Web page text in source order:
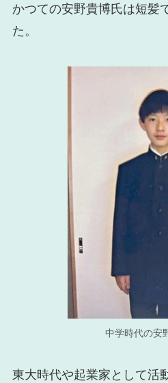
かつての安野貴博氏は短髪
た。
中学時代の安
東大時代や起業家として活